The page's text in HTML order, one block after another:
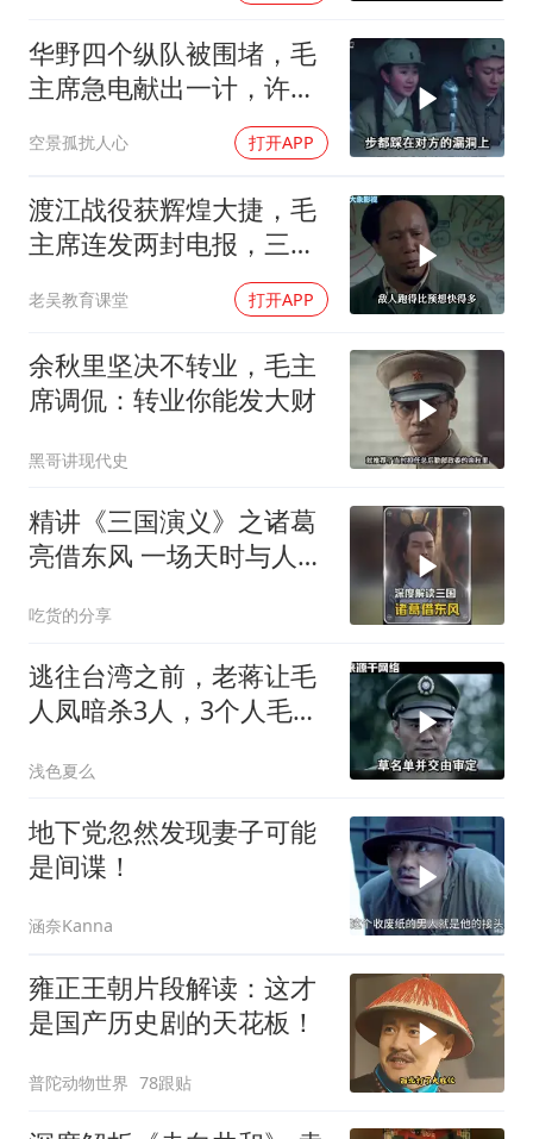
华野四个纵队被围堵，毛
主席急电献出一计，许世
空景孤扰人心 打开APP
渡江战役获辉煌大捷，毛
主席连发两封电报，三野
老吴教育课堂 打开APP
余秋里坚决不转业，毛主
席调侃：转业你能发大财
黑哥讲现代史
精讲《三国演义》之诸葛
亮借东风 一场天时与人性
吃货的分享
逃往台湾之前，老蒋让毛
人凤暗杀3人，3个人毛人
浅色夏么
地下党忽然发现妻子可能
是间谍！
涵奈Kanna
雍正王朝片段解读：这才
是国产历史剧的天花板！
普陀动物世界 78跟贴